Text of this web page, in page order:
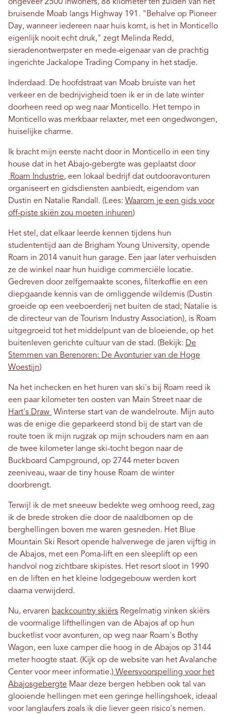
ongeveer 2500 inwoners, 88 kilometer ten zuiden van het
bruisende Moab langs Highway 191. "Behalve op Pioneer
Day, wanneer iedereen naar huis komt, is het in Monticello
eigenlijk nooit echt druk," zegt Melinda Redd,
sieradenontwerpster en mede-eigenaar van de prachtig
ingerichte Jackalope Trading Company in het stadje.
Inderdaad. De hoofdstraat van Moab bruiste van het
verkeer en de bedrijvigheid toen ik er in de late winter
doorheen reed op weg naar Monticello. Het tempo in
Monticello was merkbaar relaxter, met een ongedwongen,
huiselijke charme.
Ik bracht mijn eerste nacht door in Monticello in een tiny
house dat in het Abajo-gebergte was geplaatst door
Roam Industrie, een lokaal bedrijf dat outdooravonturen
organiseert en gidsdiensten aanbiedt, eigendom van
Dustin en Natalie Randall. (Lees: Waarom je een gids voor
off-piste skiën zou moeten inhuren)
Het stel, dat elkaar leerde kennen tijdens hun
studententijd aan de Brigham Young University, opende
Roam in 2014 vanuit hun garage. Een jaar later verhuisden
ze de winkel naar hun huidige commerciële locatie.
Gedreven door zelfgemaakte scones, filterkoffie en een
diepgaande kennis van de omliggende wildernis (Dustin
groeide op een veeboerderij net buiten de stad; Natalie is
de directeur van de Tourism Industry Association), is Roam
uitgegroeid tot het middelpunt van de bloeiende, op het
buitenleven gerichte cultuur van de stad. (Bekijk: De
Stemmen van Berenoren: De Avonturier van de Hoge
Woestijn)
Na het inchecken en het huren van ski's bij Roam reed ik
een paar kilometer ten oosten van Main Street naar de
Hart's Draw Winterse start van de wandelroute. Mijn auto
was de enige die geparkeerd stond bij de start van de
route toen ik mijn rugzak op mijn schouders nam en aan
de twee kilometer lange ski-tocht begon naar de
Buckboard Campground, op 2744 meter boven
zeeniveau, waar de tiny house Roam de winter
doorbrengt.
Terwijl ik de met sneeuw bedekte weg omhoog reed, zag
ik de brede stroken die door de naaldbomen op de
berghellingen boven me waren gesneden. Het Blue
Mountain Ski Resort opende halverwege de jaren vijftig in
de Abajos, met een Poma-lift en een sleeplift op een
handvol nog zichtbare skipistes. Het resort sloot in 1990
en de liften en het kleine lodgegebouw werden kort
daarna verwijderd.
Nu, ervaren backcountry skiërs Regelmatig vinken skiërs
de voormalige lifthellingen van de Abajos af op hun
bucketlist voor avonturen, op weg naar Roam's Bothy
Wagon, een luxe camper die hoog in de Abajos op 3144
meter hoogte staat. (Kijk op de website van het Avalanche
Center voor meer informatie.) Weersvoorspelling voor het
Abajosgebergte Maar deze bergen hebben ook tal van
glooiende hellingen met een geringe hellingshoek, ideaal
voor langlaufers zoals ik die liever geen risico's nemen.